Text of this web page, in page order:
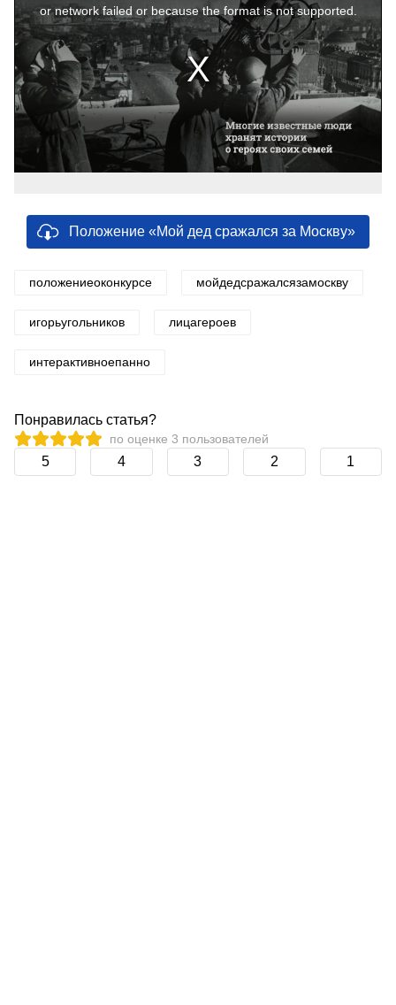
or network failed or because the format is not supported.
Положение «Мой дед сражался за Москву»
положениеоконкурсе мойдедсражалсязамоскву
игорьугольников лицагероев
интерактивноепанно
Понравилась статья?
по оценке 3 пользователей
5 4 3 2 1